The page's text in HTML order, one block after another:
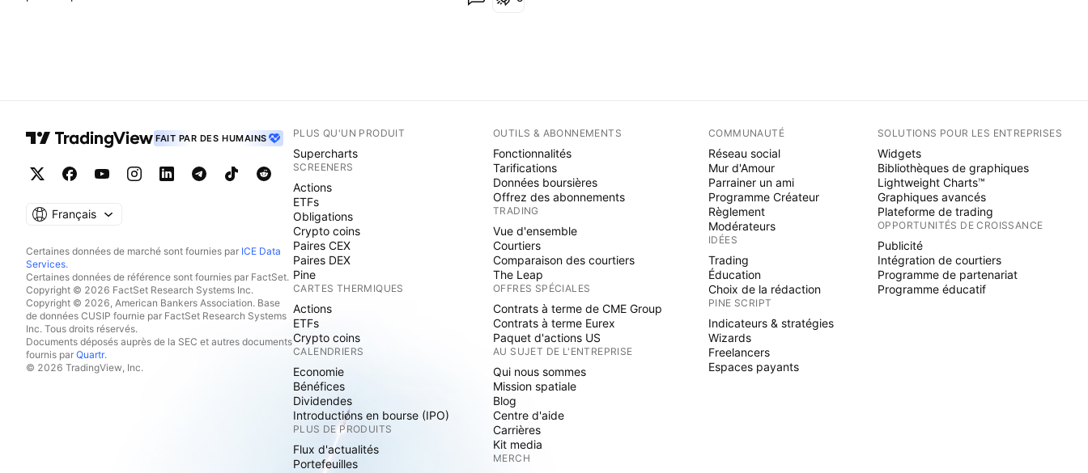
FAIT PAR DES HUMAINS
Français
Certaines données de marché sont fournies par ICE Data
Services.
Certaines données de référence sont fournies par FactSet.
Copyright © 2026 FactSet Research Systems Inc.
Copyright © 2026, American Bankers Association. Base
de données CUSIP fournie par FactSet Research Systems
Inc. Tous droits réservés.
Documents déposés auprès de la SEC et autres documents
fournis par Quartr.
© 2026 TradingView, Inc.
PLUS QU'UN PRODUIT
Supercharts
SCREENERS
Actions
ETFs
Obligations
Crypto coins
Paires CEX
Paires DEX
Pine
CARTES THERMIQUES
Actions
ETFs
Crypto coins
CALENDRIERS
Economie
Bénéfices
Dividendes
Introductions en bourse (IPO)
PLUS DE PRODUITS
Flux d'actualités
Portefeuilles
OUTILS & ABONNEMENTS
Fonctionnalités
Tarifications
Données boursières
Offrez des abonnements
TRADING
Vue d'ensemble
Courtiers
Comparaison des courtiers
The Leap
OFFRES SPÉCIALES
Contrats à terme de CME Group
Contrats à terme Eurex
Paquet d'actions US
AU SUJET DE L'ENTREPRISE
Qui nous sommes
Mission spatiale
Blog
Centre d'aide
Carrières
Kit media
MERCH
COMMUNAUTÉ
Réseau social
Mur d'Amour
Parrainer un ami
Programme Créateur
Règlement
Modérateurs
IDÉES
Trading
Éducation
Choix de la rédaction
PINE SCRIPT
Indicateurs & stratégies
Wizards
Freelancers
Espaces payants
SOLUTIONS POUR LES ENTREPRISES
Widgets
Bibliothèques de graphiques
Lightweight Charts™
Graphiques avancés
Plateforme de trading
OPPORTUNITÉS DE CROISSANCE
Publicité
Intégration de courtiers
Programme de partenariat
Programme éducatif